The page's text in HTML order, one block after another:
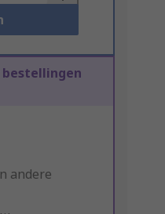
bestellingen
andere